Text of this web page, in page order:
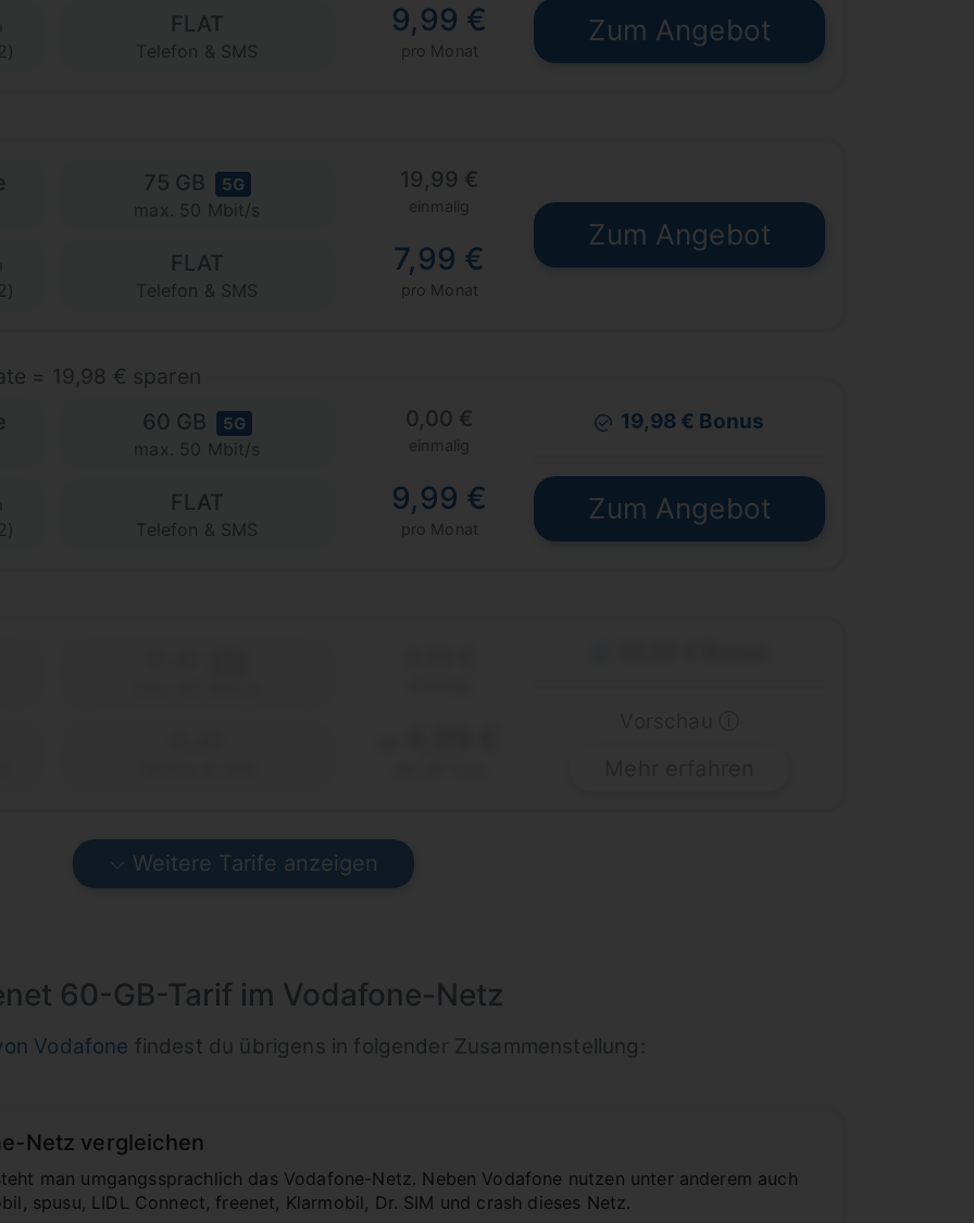
FLAT
Telefon & SMS
9,99 €
pro Monat
Zum Angebot
75 GB 5G
max. 50 Mbit/s
FLAT
Telefon & SMS
19,99 €
einmalig
7,99 €
pro Monat
Zum Angebot
= 19,98 € sparen
60 GB 5G
max. 50 Mbit/s
FLAT
Telefon & SMS
0,00 €
einmalig
9,99 €
pro Monat
19,98 € Bonus
Zum Angebot
Weitere Tarife anzeigen
60-GB-Tarif im Vodafone-Netz
Vodafone findest du übrigens in folgender Zusammenstellung:
Netz vergleichen
man umgangssprachlich das Vodafone-Netz. Neben Vodafone nutzen unter anderem auch
spusu, LIDL Connect, freenet, Klarmobil, Dr. SIM und crash dieses Netz.